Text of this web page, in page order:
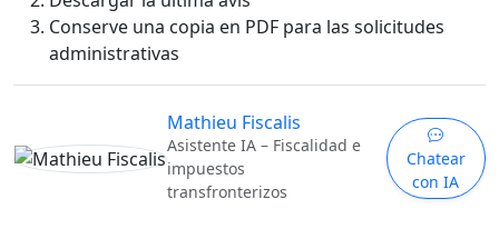
Conserve una copia en PDF para las solicitudes
administrativas
Mathieu Fiscalis
Asistente IA – Fiscalidad e
impuestos
transfronterizos
Chatear
con IA